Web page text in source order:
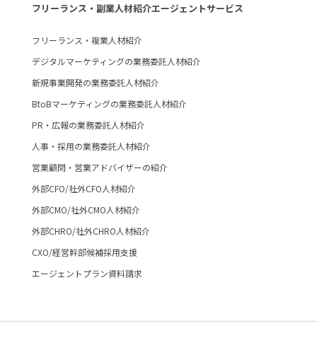
フリーランス・副業人材紹介エージェントサービス
フリーランス・複業人材紹介
デジタルマーケティングの業務委託人材紹介
新規事業開発の業務委託人材紹介
BtoBマーケティングの業務委託人材紹介
PR・広報の業務委託人材紹介
人事・採用の業務委託人材紹介
営業顧問・営業アドバイザーの紹介
外部CFO/社外CFO人材紹介
外部CMO/社外CMO人材紹介
外部CHRO/社外CHRO人材紹介
CXO/経営幹部候補採用支援
エージェントプラン資料請求